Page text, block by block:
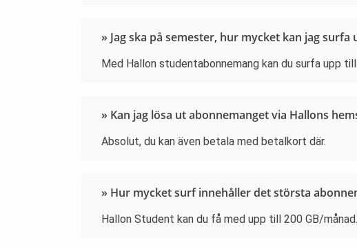
» Jag ska på semester, hur mycket kan jag surfa
Med Hallon studentabonnemang kan du surfa upp
» Kan jag lösa ut abonnemanget via Hallons
Absolut, du kan även betala med betalkort där.
» Hur mycket surf innehåller det största
Hallon Student kan du få med upp till 200 GB/månad.